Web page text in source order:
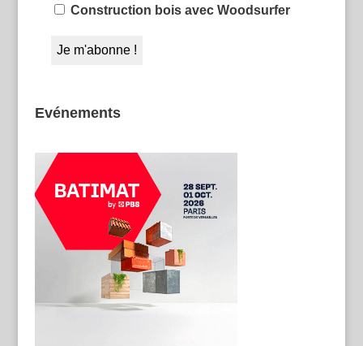
Construction bois avec Woodsurfer
Evénements